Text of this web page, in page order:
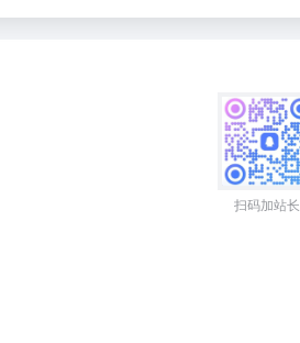
扫码加站长